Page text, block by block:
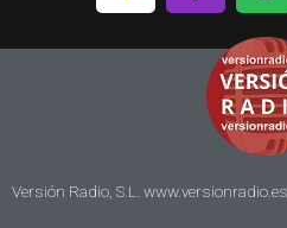
Versión Radio, S.L.